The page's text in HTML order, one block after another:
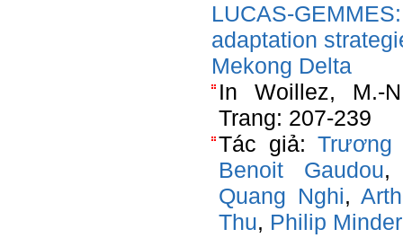
LUCAS-
adaptation
Mekong Delta
In Woillez, M.-
Trang: 207-239
Tác giả:Trương
Benoit Gaudou
Quang Nghi,
Thu, Philip